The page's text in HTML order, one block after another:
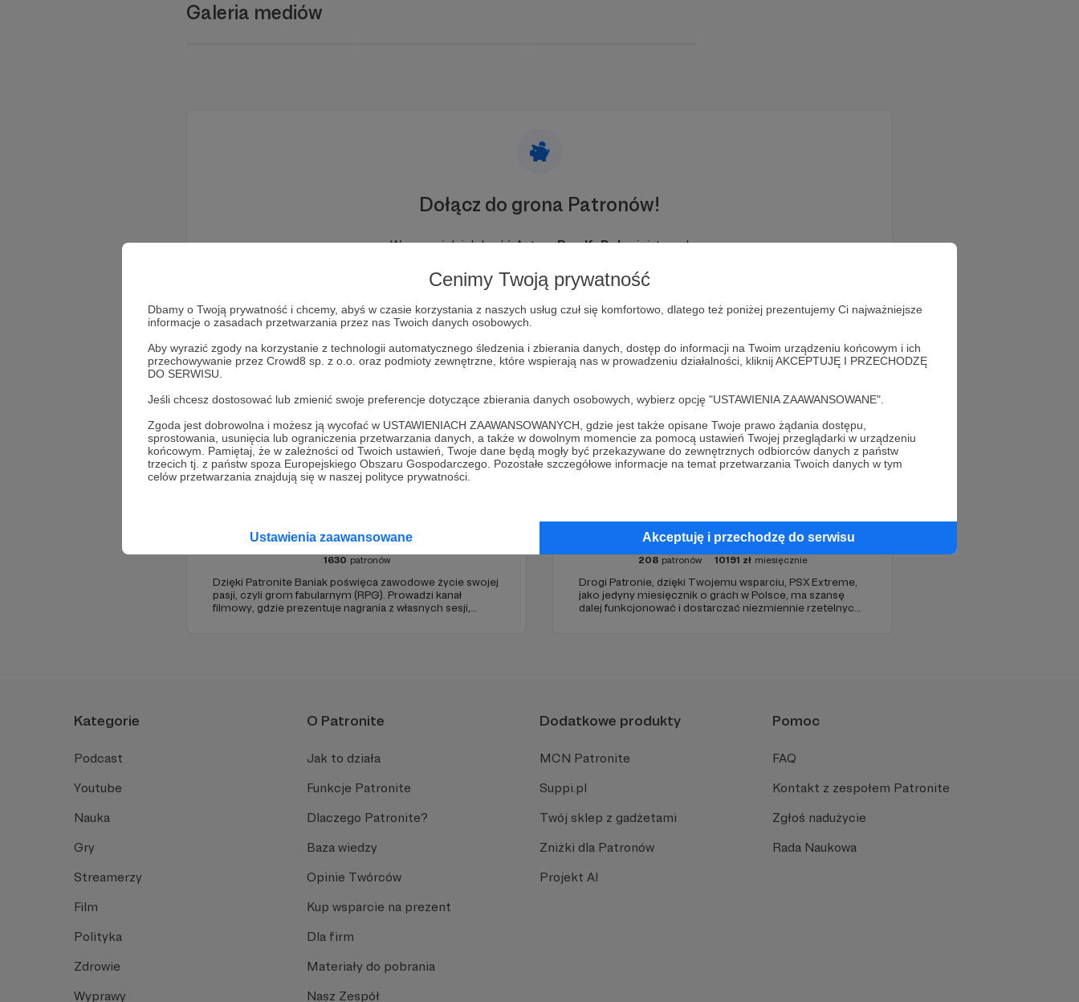
Cenimy Twoją prywatność
Dbamy o Twoją prywatność i chcemy, abyś w czasie korzystania z naszych usług czuł się komfortowo, dlatego też poniżej prezentujemy Ci najważniejsze
informacje o zasadach przetwarzania przez nas Twoich danych osobowych.
Aby wyrazić zgody na korzystanie z technologii automatycznego śledzenia i zbierania danych, dostęp do informacji na Twoim urządzeniu końcowym i ich
przechowywanie przez Crowd8 sp. z o.o. oraz podmioty zewnętrzne, które wspierają nas w prowadzeniu działalności, kliknij AKCEPTUJĘ I PRZECHODZĘ
DO SERWISU.
Jeśli chcesz dostosować lub zmienić swoje preferencje dotyczące zbierania danych osobowych, wybierz opcję "USTAWIENIA ZAAWANSOWANE".
Zgoda jest dobrowolna i możesz ją wycofać w USTAWIENIACH ZAAWANSOWANYCH, gdzie jest także opisane Twoje prawo żądania dostępu,
sprostowania, usunięcia lub ograniczenia przetwarzania danych, a także w dowolnym momencie za pomocą ustawień Twojej przeglądarki w urządzeniu
końcowym. Pamiętaj, że w zależności od Twoich ustawień, Twoje dane będą mogły być przekazywane do zewnętrznych odbiorców danych z państw
trzecich tj. z państw spoza Europejskiego Obszaru Gospodarczego. Pozostałe szczegółowe informacje na temat przetwarzania Twoich danych w tym
celów przetwarzania znajdują się w naszej polityce prywatności.
Ustawienia zaawansowane Akceptuję i przechodzę do serwisu
Galeria mediów
Dołącz do grona Patronów!
Wesprzyj działalność AutoraPan KuBakajuż teraz!
Zostań Patronem
Promowani autorzy
Baniak Baniaka
1630 patronów
Dzięki Patronite Baniak poświęca zawodowe życie swojej
pasji, czyli grom fabularnym (RPG). Prowadzi kanał
filmowy, gdzie prezentuje nagrania z własnych sesji,
PSX Extreme
208 patronów 10191 zł miesięcznie
Drogi Patronie, dzięki Twojemu wsparciu, PSX Extreme,
jako jedyny miesięcznik o grach w Polsce, ma szansę
dalej funkcjonować i dostarczać niezmiennie rzetelnych i
Kategorie
Podcast
Youtube
Nauka
Gry
Streamerzy
Film
Polityka
Zdrowie
Wyprawy
O Patronite
Jak to działa
Funkcje Patronite
Dlaczego Patronite?
Baza wiedzy
Opinie Twórców
Kup wsparcie na prezent
Dla firm
Materiały do pobrania
Nasz Zespół
Dodatkowe produkty
MCN Patronite
Suppi.pl
Twój sklep z gadżetami
Zniżki dla Patronów
Projekt AI
Pomoc
FAQ
Kontakt z zespołem Patronite
Zgłoś nadużycie
Rada Naukowa